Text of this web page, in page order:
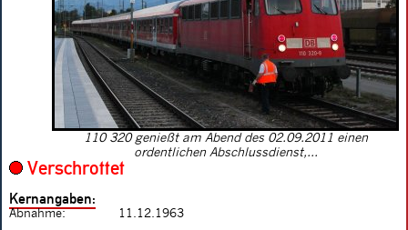
110 320 genießt am Abend des 02.09.2011 einen
ordentlichen Abschlussdienst,...
Verschrottet
Kernangaben:
Abnahme: 11.12.1963